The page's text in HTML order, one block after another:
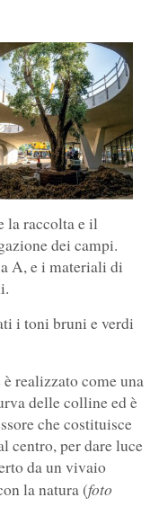
la raccolta e il
dei campi.
A, e i materiali di
i toni bruni e verdi
è realizzato come una
delle colline ed è
che costituisce
centro, per dare luce
da un vivaio
la natura (foto